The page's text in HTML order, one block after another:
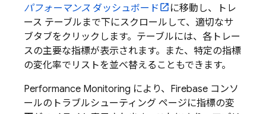
パフォーマンス ダッシュボード
に移動し、トレ
ース テーブルまで下にスクロールして、適切なサ
ブタブをクリックします。テーブルには、各トレー
スの主要な指標が表示されます。また、特定の指標
の変化率でリストを並べ替えることもできます。
Performance Monitoring により、 Firebase コンソ
ールのトラブルシューティング ページに指標の変